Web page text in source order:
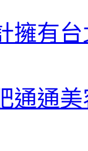
擁有
通通